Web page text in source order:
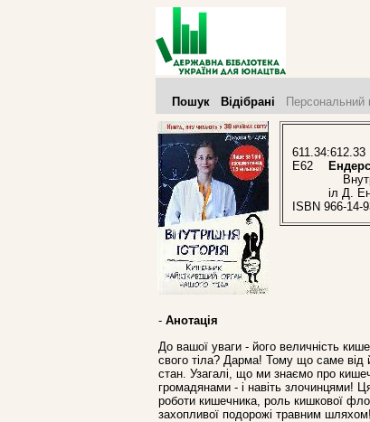
Пошук Відібрані Персональний
611.34:612.33
Е62
іл Д.
ISBN 966-14-
- Анотація
До вашої уваги - його величність
свого тіла? Дарма! Тому що саме від
стан. Узагалі, що ми знаємо про
громадянами - і навіть злочинцями!
роботи кишечника, роль кишкової
захопливої подорожі травним